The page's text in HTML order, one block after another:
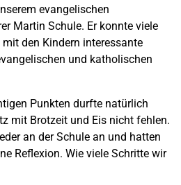
evangelischen
Martin Schule. Er konnte viele
den Kindern interessante
und katholischen
Punkten durfte natürlich
mit Brotzeit und Eis nicht fehlen.
an der Schule an und hatten
Reflexion. Wie viele Schritte wir